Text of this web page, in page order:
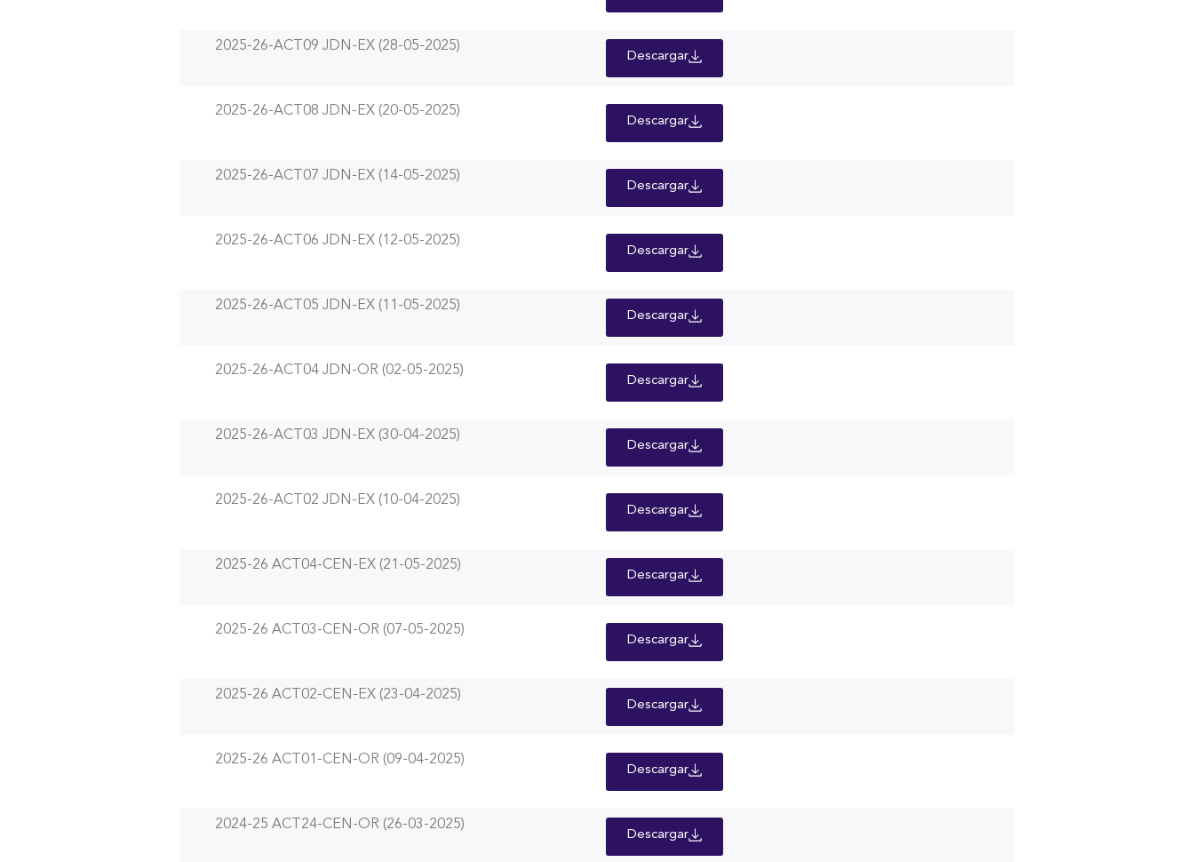
2025-26-ACT09 JDN-EX (28-05-2025)
Descargar
2025-26-ACT08 JDN-EX (20-05-2025)
Descargar
2025-26-ACT07 JDN-EX (14-05-2025)
Descargar
2025-26-ACT06 JDN-EX (12-05-2025)
Descargar
2025-26-ACT05 JDN-EX (11-05-2025)
Descargar
2025-26-ACT04 JDN-OR (02-05-2025)
Descargar
2025-26-ACT03 JDN-EX (30-04-2025)
Descargar
2025-26-ACT02 JDN-EX (10-04-2025)
Descargar
2025-26 ACT04-CEN-EX (21-05-2025)
Descargar
2025-26 ACT03-CEN-OR (07-05-2025)
Descargar
2025-26 ACT02-CEN-EX (23-04-2025)
Descargar
2025-26 ACT01-CEN-OR (09-04-2025)
Descargar
2024-25 ACT24-CEN-OR (26-03-2025)
Descargar